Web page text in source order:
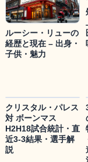
ルーシー・リューの
経歴と現在 – 出身・
子供・魅力
クリスタル・パレス
対 ボーンマス
H2H18試合統計・直
近3-3結果・選手解
説